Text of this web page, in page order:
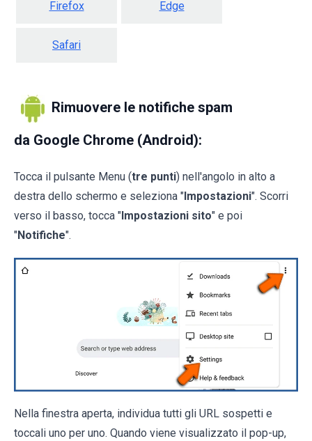
Firefox Edge
Safari
Rimuovere le notifiche spam
da Google Chrome (Android):
Tocca il pulsante Menu (tre punti) nell'angolo in alto a
destra dello schermo e seleziona " Impostazioni". Scorri
verso il basso, tocca " Impostazioni sito" e poi
"Notifiche".
Nella finestra aperta, individua tutti gli URL sospetti e
toccali uno per uno. Quando viene visualizzato il pop-up,